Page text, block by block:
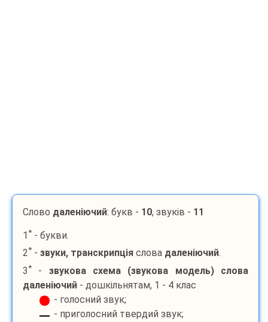
Слово даленіючий: букв - 10, звуків - 11
1 * - букви.
2* - звуки, транскрипція слова даленіючий.
3* - звукова схема (звукова модель) слова
даленіючий - дошкільнятам, 1 - 4 клас
- голосний звук;
- приголосний твердий звук;